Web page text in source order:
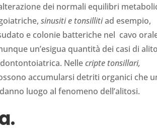
dei normali equilibri
sinusiti e tonsillitiad esempio,
e colonie batteriche nel cavo
un’esigua quantità dei casi di
Nellecripte tonsillari,
accumularsi detriti organici che
luogo al fenomeno dell’alitosi.